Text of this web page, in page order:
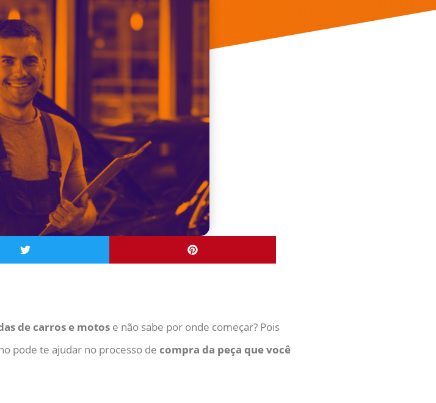
de carros e motos e não sabe por onde começar? Pois
pode te ajudar no processo de compra da peça que você